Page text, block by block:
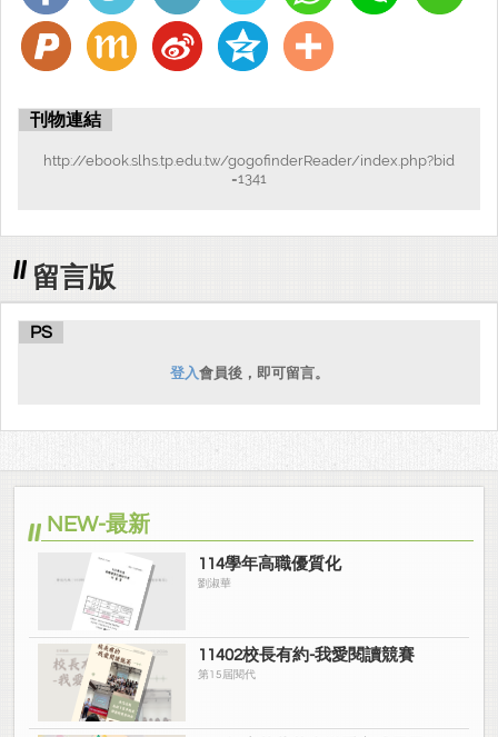
刊物連結
http://ebook.slhs.tp.edu.tw/gogofinderReader/index.php?bid
=1341
留言版
PS
登入會員後，即可留言。
NEW-最新
114學年高職優質化
劉淑華
11402校長有約-我愛閱讀競賽
第15屆閱代